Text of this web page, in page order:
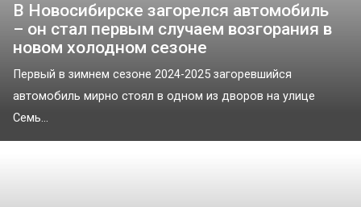
В Новосибирске загорелся автомобиль
– он стал первым случаем возгорания в
новом холодном сезоне
Первый в зимнем сезоне 2024-2025 загоревшийся
автомобиль мирно стоял в одном из дворов на улице
Семь...